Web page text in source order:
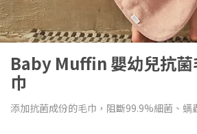
Baby Muffin 嬰幼兒抗
巾
添加抗菌成份的毛巾，阻斷99.9%細菌、螨